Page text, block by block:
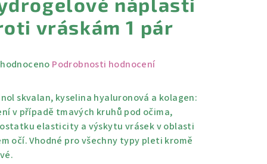
vráskám 1 pár
Podrobnosti hodnocení
skvalan, kyselina hyaluronová a kolagen:
v případě tmavých kruhů pod očima,
elasticity a výskytu vrásek v oblasti
očí. Vhodné pro všechny typy pleti kromě